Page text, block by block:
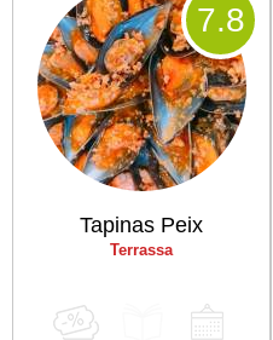
Tapinas Peix
Terrassa
7.8